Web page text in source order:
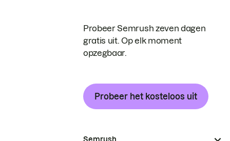
Probeer Semrush zeven dagen
gratis uit. Op elk moment
opzegbaar.
Probeer het kosteloos uit